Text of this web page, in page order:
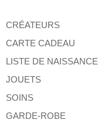
CRÉATEURS
CARTE CADEAU
LISTE DE NAISSANCE
JOUETS
SOINS
GARDE-ROBE